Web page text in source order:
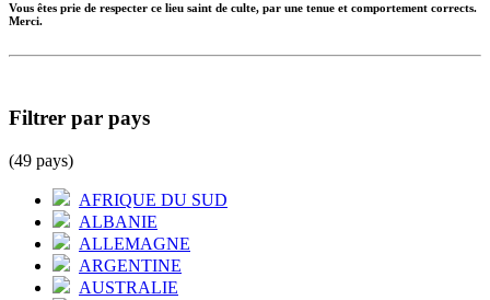
Vous êtes prie de respecter ce lieu saint de culte, par une tenue et comportement corrects.
Merci.
Filtrer par pays
(49 pays)
AFRIQUE DU SUD
ALBANIE
ALLEMAGNE
ARGENTINE
AUSTRALIE